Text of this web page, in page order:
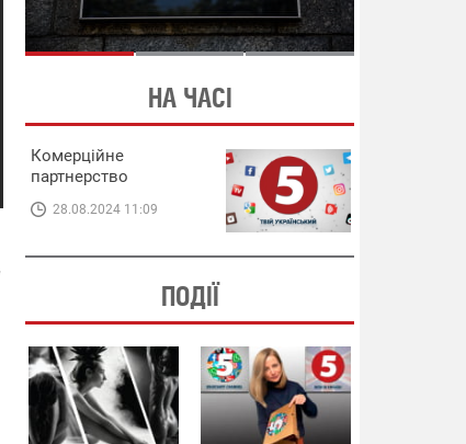
НА ЧАСІ
Комерційне
партнерство
28.08.2024 11:09
ПОДІЇ